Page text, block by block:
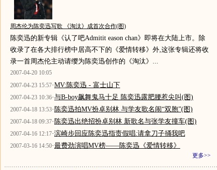
周杰伦为陈奕迅写歌 《淘汰》成首次合作(图)
陈奕迅的新专辑《认了吧Admitit eason chan》即将在大陆上市。除
收录了在各大排行榜中居高不下的《爱情转移》外,这张专辑还将收
录一首周杰伦主动请缨为陈奕迅创作的《淘汰》...
2007-04-20 10:05
2007-04-23 15:57·MV:陈奕迅 - 富士山下
2007-04-23 10:36·与B-boy飙舞鬼马十足 陈奕迅露肥腰惹尖叫(图)
2007-04-18 13:53· 陈奕迅拍MV扮卓别林 与学友歌名闹“双胞”(图)
2007-04-18 09:37· 陈奕迅出绝招扮卓别林 新歌名与张学友撞车(图)
2007-04-16 12:17·滨崎步回应陈奕迅指责假唱:请拿刀子捅我吧
2007-03-16 14:50·最费劲演唱MV榜——陈奕迅《爱情转移》
更多>>